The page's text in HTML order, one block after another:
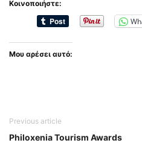
Κοινοποιήστε:
Μου αρέσει αυτό:
Previous article
Philoxenia Tourism Awards